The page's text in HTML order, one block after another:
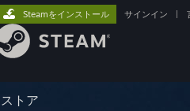
ストア
Steamをインストール サインイン